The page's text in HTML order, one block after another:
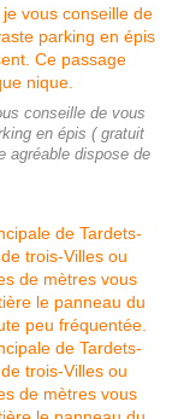
conseille de vous
en épis ( gratuit
agréable dispose de